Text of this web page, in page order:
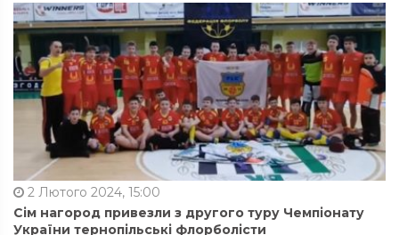
2 Лютого 2024, 15:00
Сім нагород привезли з другого туру Чемпіонату
України тернопільські флорболісти